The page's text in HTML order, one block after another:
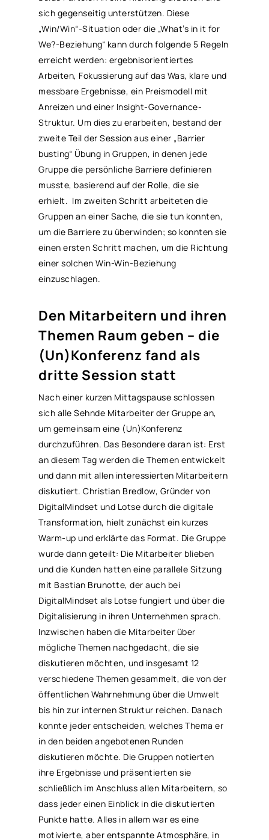
sich gegenseitig unterstützen. Diese
„Win/Win“-Situation oder die „What’s in it for
We?-Beziehung“ kann durch folgende 5 Regeln
erreicht werden: ergebnisorientiertes
Arbeiten, Fokussierung auf das Was, klare und
messbare Ergebnisse, ein Preismodell mit
Anreizen und einer Insight-Governance-
Struktur. Um dies zu erarbeiten, bestand der
zweite Teil der Session aus einer „Barrier
busting“ Übung in Gruppen, in denen jede
Gruppe die persönliche Barriere definieren
musste, basierend auf der Rolle, die sie
erhielt. Im zweiten Schritt arbeiteten die
Gruppen an einer Sache, die sie tun konnten,
um die Barriere zu überwinden; so konnten sie
einen ersten Schritt machen, um die Richtung
einer solchen Win-Win-Beziehung
einzuschlagen.
Den Mitarbeitern und ihren
Themen Raum geben – die
(Un)Konferenz fand als
dritte Session statt
Nach einer kurzen Mittagspause schlossen
sich alle Sehnde Mitarbeiter der Gruppe an,
um gemeinsam eine (Un)Konferenz
durchzuführen. Das Besondere daran ist: Erst
an diesem Tag werden die Themen entwickelt
und dann mit allen interessierten Mitarbeitern
diskutiert. Christian Bredlow, Gründer von
DigitalMindset und Lotse durch die digitale
Transformation, hielt zunächst ein kurzes
Warm-up und erklärte das Format. Die Gruppe
wurde dann geteilt: Die Mitarbeiter blieben
und die Kunden hatten eine parallele Sitzung
mit Bastian Brunotte, der auch bei
DigitalMindset als Lotse fungiert und über die
Digitalisierung in ihren Unternehmen sprach.
Inzwischen haben die Mitarbeiter über
mögliche Themen nachgedacht, die sie
diskutieren möchten, und insgesamt 12
verschiedene Themen gesammelt, die von der
öffentlichen Wahrnehmung über die Umwelt
bis hin zur internen Struktur reichen. Danach
konnte jeder entscheiden, welches Thema er
in den beiden angebotenen Runden
diskutieren möchte. Die Gruppen notierten
ihre Ergebnisse und präsentierten sie
schließlich im Anschluss allen Mitarbeitern, so
dass jeder einen Einblick in die diskutierten
Punkte hatte. Alles in allem war es eine
motivierte, aber entspannte Atmosphäre, in